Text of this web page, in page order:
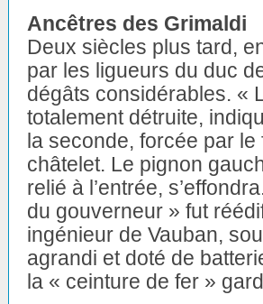
Ancêtres des Grimaldi
Deux siècles plus tard,
par les ligueurs du duc
dégâts considérables. «
totalement détruite,
la seconde, forcée par
châtelet. Le pignon
relié à l’entrée,
du gouverneur » fut
ingénieur de Vauban,
agrandi et doté de
la « ceinture de fer »